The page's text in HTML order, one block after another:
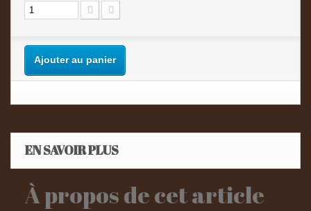
Ajouter au panier
EN SAVOIR PLUS
À propos de cet article